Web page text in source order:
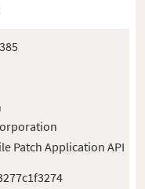
Patch Application API